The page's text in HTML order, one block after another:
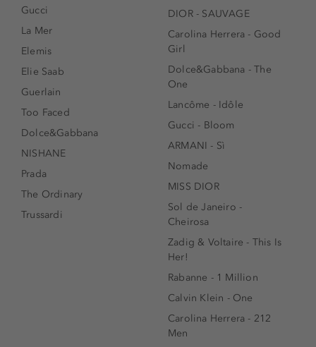
Gucci
La Mer
Elemis
Elie Saab
Guerlain
Too Faced
Dolce&Gabbana
NISHANE
Prada
The Ordinary
Trussardi
DIOR - SAUVAGE
Carolina Herrera - Good
Girl
Dolce&Gabbana - The
One
Lancôme - Idôle
Gucci - Bloom
ARMANI - Sì
Nomade
MISS DIOR
Sol de Janeiro -
Cheirosa
Zadig & Voltaire - This Is
Her!
Rabanne - 1 Million
Calvin Klein - One
Carolina Herrera - 212
Men